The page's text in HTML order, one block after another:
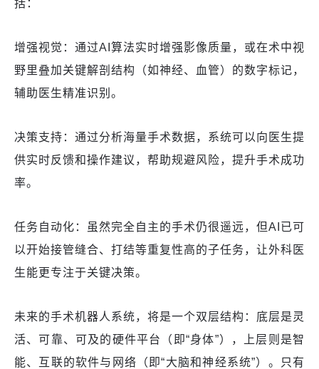
括：
增强视觉：通过AI算法实时增强影像质量，或在术中视
野里叠加关键解剖结构（如神经、血管）的数字标记，
辅助医生精准识别。
决策支持：通过分析海量手术数据，系统可以向医生提
供实时反馈和操作建议，帮助规避风险，提升手术成功
率。
任务自动化：虽然完全自主的手术仍很遥远，但AI已可
以开始接管缝合、打结等重复性高的子任务，让外科医
生能更专注于关键决策。
未来的手术机器人系统，将是一个双层结构：底层是灵
活、可靠、可及的硬件平台（即“身体”），上层则是智
能、互联的软件与网络（即“大脑和神经系统”）。只有